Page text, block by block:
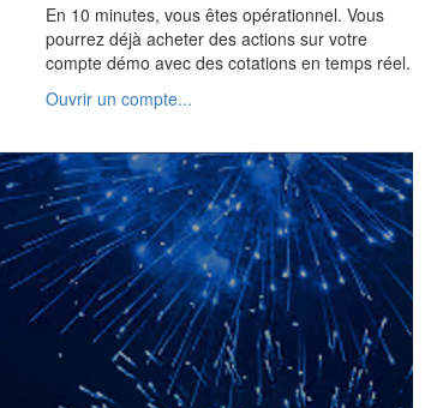
En 10 minutes, vous êtes opérationnel. Vous
pourrez déjà acheter des actions sur votre
compte démo avec des cotations en temps réel.
Ouvrir un compte...